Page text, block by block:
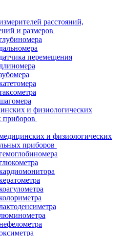
расстояний,
и размеров
перемещения
и физиологических
приборов
и физиологических
приборов